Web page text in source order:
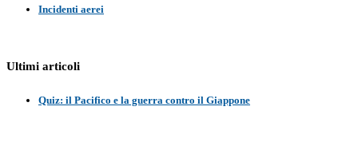
Incidenti aerei
Ultimi articoli
Quiz: il Pacifico e la guerra contro il Giappone